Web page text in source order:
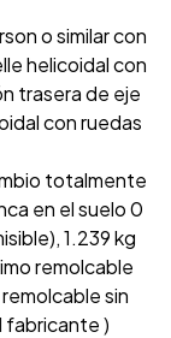
o similar con
helicoidal con
trasera de eje
con ruedas
totalmente
en el suelo 0
1.239 kg
remolcable
sin
fabricante )